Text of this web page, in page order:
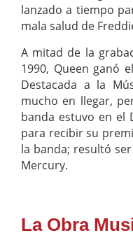
lanzado a tiempo
mala salud de
A mitad de la
1990, Queen ganó
Destacada a la
mucho en llegar,
banda estuvo en el
para recibir su
la banda; resultó
Mercury.
La Obra